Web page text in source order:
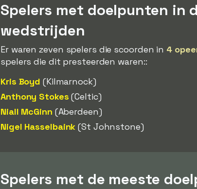
Spelers met doelpunten in
wedstrijden
Er waren zeven spelers die scoorden in 4
spelers die dit presteerden waren::
Kris Boyd (Kilmarnock)
Anthony Stokes (Celtic)
Niall McGinn (Aberdeen)
Nigel Hasselbaink (St Johnstone)
Spelers met de meeste